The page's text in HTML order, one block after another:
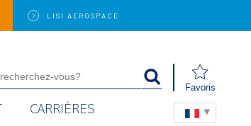
LISI AEROSPACE
Favoris
CARRIÈRES